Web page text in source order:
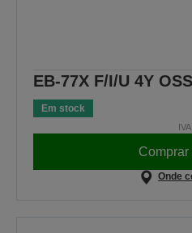
EB-77X F/I/U 4Y
Em stock
Comprar
Onde